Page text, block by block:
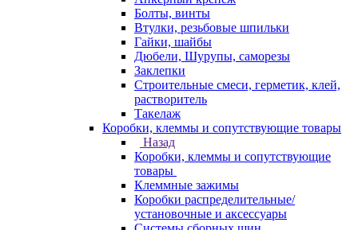
Болты, винты
Втулки, резьбовые шпильки
Гайки, шайбы
Дюбели, Шурупы, саморезы
Заклепки
Строительные смеси, герметик, клей,
растворитель
Такелаж
Коробки, клеммы и сопутствующие товары
Назад
Коробки, клеммы и сопутствующие
товары
Клеммные зажимы
Коробки распределительные/
установочные и аксессуары